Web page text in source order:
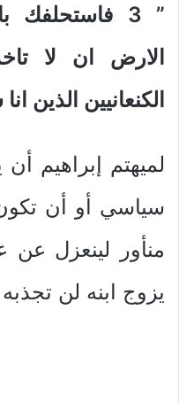
” 3
فاستحلفك
الارض ان لا
الكنعانيين الذين
لميهتم إبراهيم
سياسي أو أن
منأور لينعزل عن
يزوج ابنه لن